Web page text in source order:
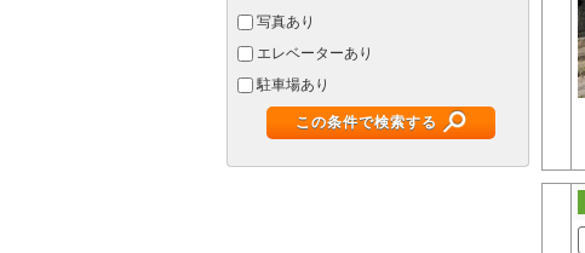
写真あり
エレベーターあり
駐車場あり
この条件で検索する